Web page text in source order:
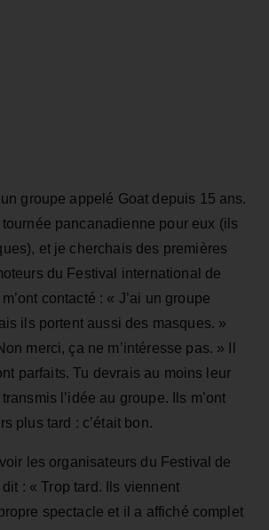
groupe appelé Goat depuis 15 ans.
pancanadienne pour eux (ils
et je cherchais des premières
du Festival international de
contacté : « J’ai un groupe
ils portent aussi des masques. »
merci, ça ne m’intéresse pas. » Il
parfaits. Tu devrais au moins leur
l’idée au groupe. Ils m’ont
plus tard : c’était bon.
les organisateurs du Festival de
dit : « Trop tard. Ils viennent
spectacle et il a affiché complet